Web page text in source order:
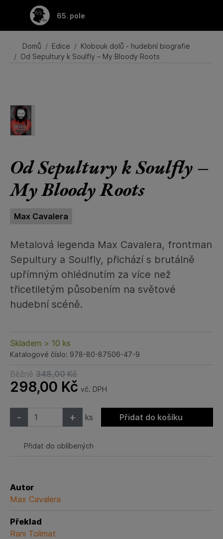
Přeskočit na hlavní obsah
65. pole
Domů Edice
Klobouk dolů - hudební biografie
Od Sepultury k Soulfly – My Bloody Roots
Od Sepultury k Soulfly –
My Bloody Roots
Max Cavalera
Metalová legenda Max Cavalera, frontman
Sepultury a Soulfly, přichází s brutálně
upřímným ohlédnutím za více než
třicetiletým působením na světové
hudební scéně.
Skladem > 10 ks
Katalogové číslo: 978-80-87506-47-9
Běžně 348,00 Kč
298,00 Kč vč. DPH
- + ks Přidat do košíku
Přidat do oblíbených
Autor
Max Cavalera
Překlad
Rani Tolimat